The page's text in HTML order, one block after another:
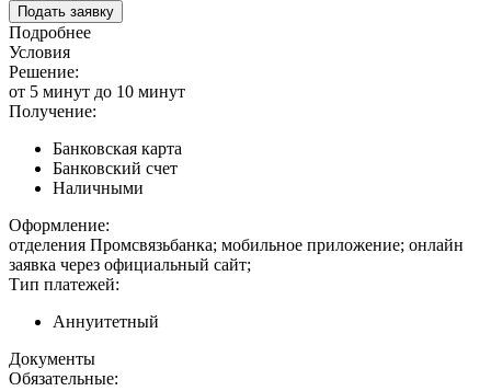
Подать заявку
Подробнее
Условия
Решение:
от 5 минут до 10 минут
Получение:
Банковская карта
Банковский счет
Наличными
Оформление:
отделения Промсвязьбанка; мобильное приложение; онлайн
заявка через официальный сайт;
Тип платежей:
Аннуитетный
Документы
Обязательные: